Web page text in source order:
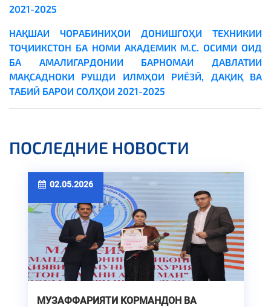
2021-2025
НАҚШАИ ЧОРАБИНИҲОИ ДОНИШГОҲИ ТЕХНИКИИ
ТОҶИИКСТОН БА НОМИ АКАДЕМИК М.С.ОСИМИ ОИД
БА АМАЛИГАРДОНИИ БАРНОМАИ ДАВЛАТИИ
МАҚСАДНОКИ РУШДИ ИЛМҲОИ РИЁЗӢ, ДАҚИҚ ВА
ТАБИӢ БАРОИ СОЛҲОИ 2021-2025
ПОСЛЕДНИЕ НОВОСТИ
02.05.2026
МУЗАФФАРИЯТИ КОРМАНДОН ВА